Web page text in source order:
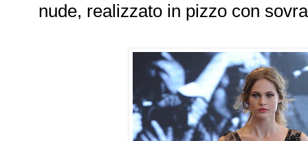
nude, realizzato in pizzo con